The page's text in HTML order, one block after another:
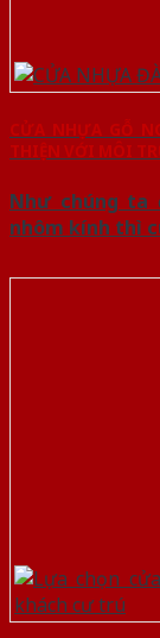
CỬA NHỰA GỖ
THIỆN VỚI MÔI
Như chúng ta
nhôm kính thì